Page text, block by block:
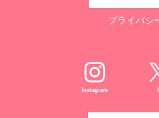
プライバシ
Instagram